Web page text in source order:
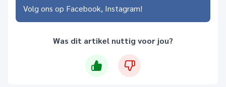
Volg ons op Facebook Instagram
Was dit artikel nuttig voor jou?